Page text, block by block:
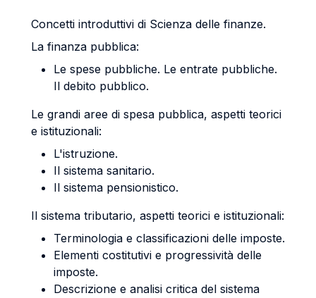
Concetti introduttivi di Scienza delle finanze.
La finanza pubblica:
Le spese pubbliche. Le entrate pubbliche.
Il debito pubblico.
Le grandi aree di spesa pubblica, aspetti teorici
e istituzionali:
L'istruzione.
Il sistema sanitario.
Il sistema pensionistico.
Il sistema tributario, aspetti teorici e istituzionali:
Terminologia e classificazioni delle imposte.
Elementi costitutivi e progressività delle
imposte.
Descrizione e analisi critica del sistema